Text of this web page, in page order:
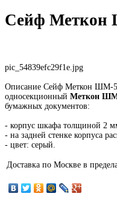
Сейф
pic_54839efc29f1e.jpg
Описание Сейф Меткон ШМ-
односекционный Меткон
бумажных документов:
- корпус шкафа толщиной 2
- на задней стенке корпуса
- цвет: серый.
Доставка по Москве в